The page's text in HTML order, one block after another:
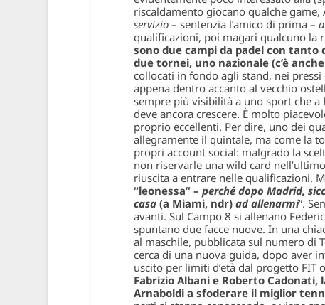
riscaldamento giocano qualche
servizio– sentenzia l’amico di prima –
qualificazioni, poi magari qualcuno la
sono due campi da padel con
due tornei, uno nazionale (c’è
collocati in fondo agli stand, nei
appena dentro accanto al vecchio
sempre più visibilità a uno sport che a
deve ancora crescere. È molto
proprio eccellenti. Per dire, uno dei
allegramente il quintale, ma come la
propri account social: malgrado la
non riservarle una wild card
riuscita a entrare nelle qualificazioni.
“leonessa” – perché dopo Madrid,
casa(a Miami, ndr) ad allenarmi”.
avanti. Sul Campo 8 si allenano
spuntano due facce nuove. In una
al maschile, pubblicata sul numero di
cerca di una nuova guida, dopo aver
uscito per limiti d’età dal progetto FIT
Fabrizio Albani e Roberto
Arnaboldi a sfoderare il miglior